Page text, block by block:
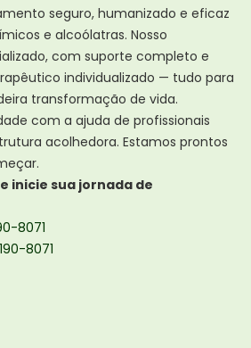
seguro, humanizado e eficaz
e alcoólatras. Nosso
com suporte completo e
individualizado — tudo para
transformação de vida.
com a ajuda de profissionais
acolhedora. Estamos prontos
inicie sua jornada de
8071
8071